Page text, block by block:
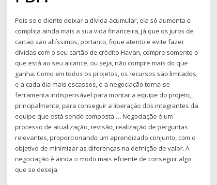
Pois se o cliente deixar a dívida acumular, ela só aumenta e
complica ainda mais a sua vida financeira, já que os juros de
cartão são altíssimos, portanto, fique atento e evite fazer
dívidas com o seu cartão de crédito Havan, compre somente o
que está ao seu alcance, ou seja, não compre mais do que
ganha. Como em todos os projetos, os recursos são limitados,
e a cada dia mais escassos, e a negociação torna-se
ferramenta indispensável para montar a equipe do projeto,
principalmente, para conseguir a liberação dos integrantes da
equipe que está sendo composta … Negociação é um
processo de atualização, revisão, realização de perguntas
relevantes, proporcionando um aprendizado conjunto, com o
objetivo de minimizar as diferenças na defnição de valor. A
negociação é ainda o modo mais efciente de conseguir algo
que se deseja.